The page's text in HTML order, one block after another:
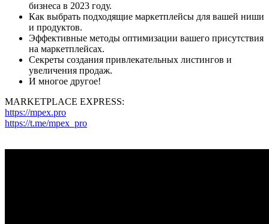
бизнеса в 2023 году.
Как выбрать подходящие маркетплейсы для вашей ниши
и продуктов.
Эффективные методы оптимизации вашего присутствия
на маркетплейсах.
Секреты создания привлекательных листингов и
увеличения продаж.
И многое другое!
MARKETPLAСE EXPRESS:
https://mpex.pro
https://t.me/mpex_pro